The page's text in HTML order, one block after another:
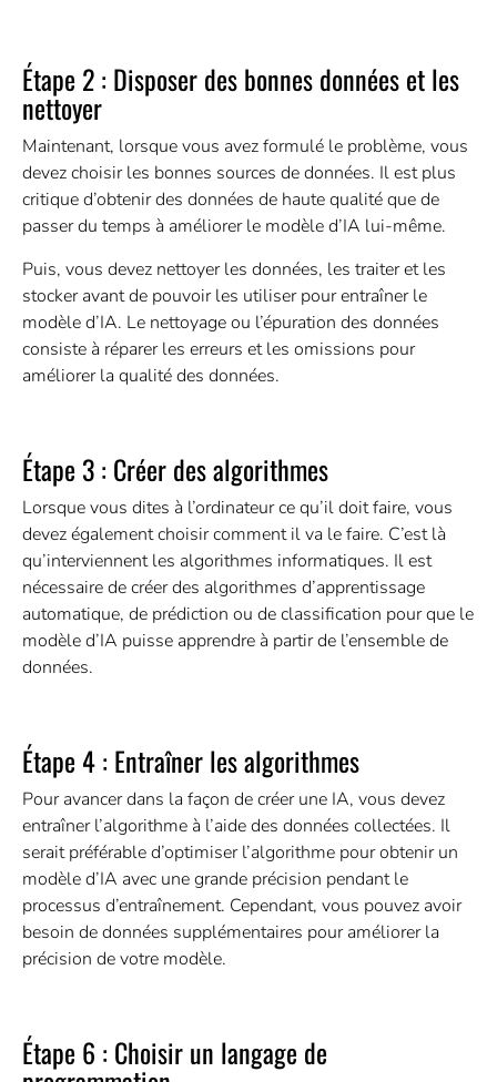
Étape 2 : Disposer des bonnes données et les
nettoyer
Maintenant, lorsque vous avez formulé le problème, vous
devez choisir les bonnes sources de données. Il est plus
critique d’obtenir des données de haute qualité que de
passer du temps à améliorer le modèle d’IA lui-même.
Puis, vous devez nettoyer les données, les traiter et les
stocker avant de pouvoir les utiliser pour entraîner le
modèle d’IA. Le nettoyage ou l’épuration des données
consiste à réparer les erreurs et les omissions pour
améliorer la qualité des données.
Étape 3 : Créer des algorithmes
Lorsque vous dites à l’ordinateur ce qu’il doit faire, vous
devez également choisir comment il va le faire. C’est là
qu’interviennent les algorithmes informatiques. Il est
nécessaire de créer des algorithmes d’apprentissage
automatique, de prédiction ou de classification pour que le
modèle d’IA puisse apprendre à partir de l’ensemble de
données.
Étape 4 : Entraîner les algorithmes
Pour avancer dans la façon de créer une IA, vous devez
entraîner l’algorithme à l’aide des données collectées. Il
serait préférable d’optimiser l’algorithme pour obtenir un
modèle d’IA avec une grande précision pendant le
processus d’entraînement. Cependant, vous pouvez avoir
besoin de données supplémentaires pour améliorer la
précision de votre modèle.
Étape 6 : Choisir un langage de